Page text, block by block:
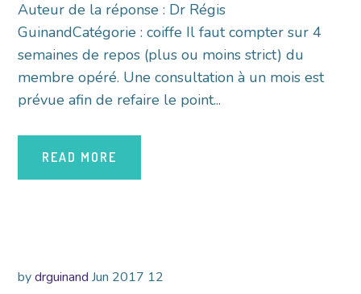
Auteur de la réponse : Dr Régis
GuinandCatégorie : coiffe Il faut compter sur 4
semaines de repos (plus ou moins strict) du
membre opéré. Une consultation à un mois est
prévue afin de refaire le point...
READ MORE
by drguinand Jun 2017 12